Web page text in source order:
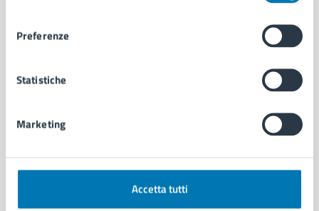
Preferenze
Statistiche
Marketing
Accetta tutti
Personale amministrativo
CATEGORIE DI SERVIZIO
Autorizzazioni